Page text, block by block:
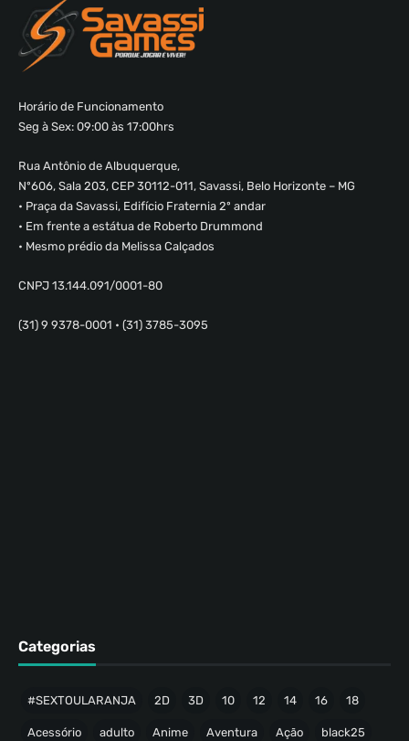
Horário de Funcionamento
Seg à Sex: 09:00 às 17:00hrs
Rua Antônio de Albuquerque,
Nº606, Sala 203, CEP 30112-011, Savassi, Belo Horizonte – MG
• Praça da Savassi, Edifício Fraternia 2º andar
• Em frente a estátua de Roberto Drummond
• Mesmo prédio da Melissa Calçados
CNPJ 13.144.091/0001-80
(31) 9 9378-0001 • (31) 3785-3095
Categorias
#SEXTOULARANJA 2D 3D 10 12 14 16 18
Acessório adulto Anime Aventura Ação black25